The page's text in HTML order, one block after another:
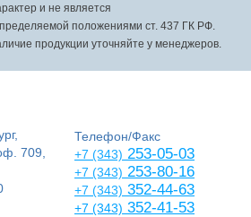
и не является
положениями ст. 437 ГК РФ.
продукции уточняйте у менеджеров.
709,
Телефон/Факс
+7 (343) 253-05-03
+7 (343) 253-80-16
+7 (343) 352-44-63
+7 (343) 352-41-53